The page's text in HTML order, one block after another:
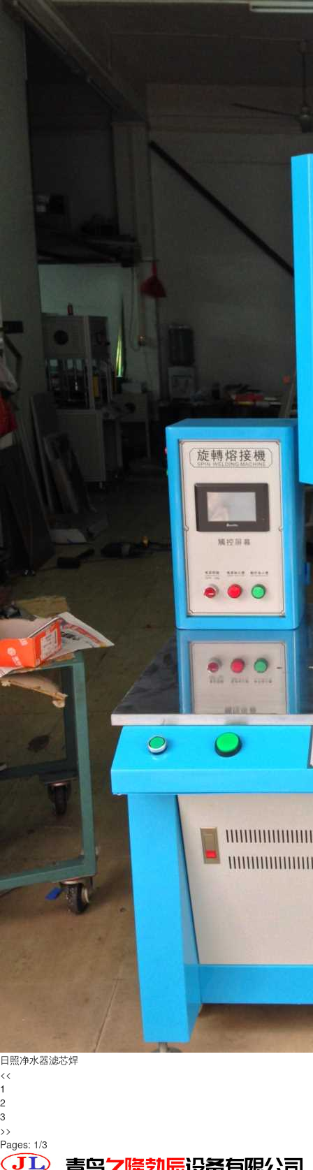
日照净水器滤芯焊
<<
1
2
3
>>
Pages: 1/3